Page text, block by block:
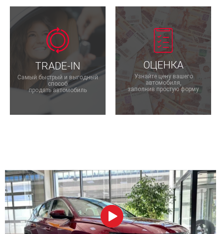
TRADE-IN
Самый быстрый и выгодный
способ
продать автомобиль
ОЦЕНКА
Узнайте цену вашего
автомобиля,
заполнив простую форму